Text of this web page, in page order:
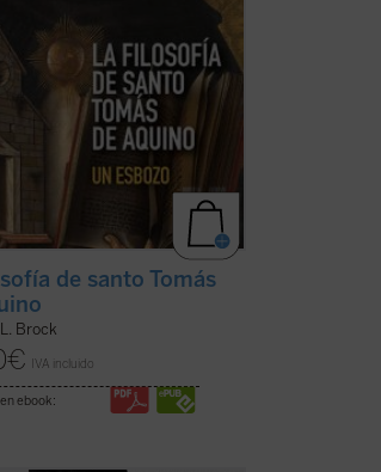
de santo Tomás
Brock
€ IVA incluido
ebook: